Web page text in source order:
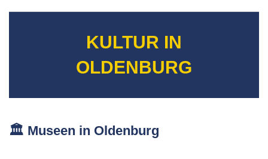
KULTUR IN
OLDENBURG
🏛️ Museen in Oldenburg